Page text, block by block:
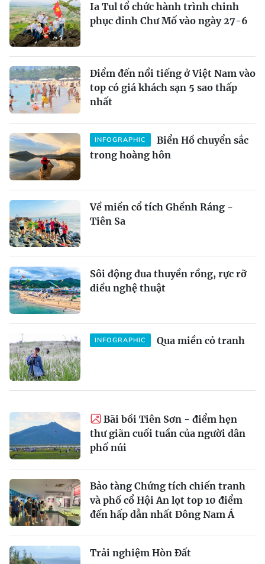
Ia Tul tổ chức hành trình chinh
phục đỉnh Chư Mố vào ngày 27-6
Điểm đến nổi tiếng ở Việt Nam vào
top có giá khách sạn 5 sao thấp
nhất
INFOGRAPHIC
Biển Hồ chuyển sắc
trong hoàng hôn
Về miền cổ tích Ghềnh Ráng -
Tiên Sa
Sôi động đua thuyền rồng, rực rỡ
diều nghệ thuật
INFOGRAPHIC Qua miền cỏ tranh
Bãi bồi Tiên Sơn - điểm hẹn
thư giãn cuối tuần của người dân
phố núi
Bảo tàng Chứng tích chiến tranh
và phố cổ Hội An lọt top 10 điểm
đến hấp dẫn nhất Đông Nam Á
Trải nghiệm Hòn Đất